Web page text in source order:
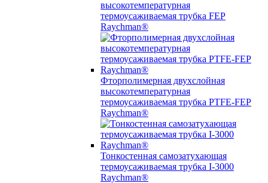
высокотемпературная
термоусаживаемая трубка FEP
Raychman®
Фторполимерная двухслойная
высокотемпературная
термоусаживаемая трубка PTFE-FEP
Raychman®
Тонкостенная самозатухающая
термоусаживаемая трубка I-3000
Raychman®